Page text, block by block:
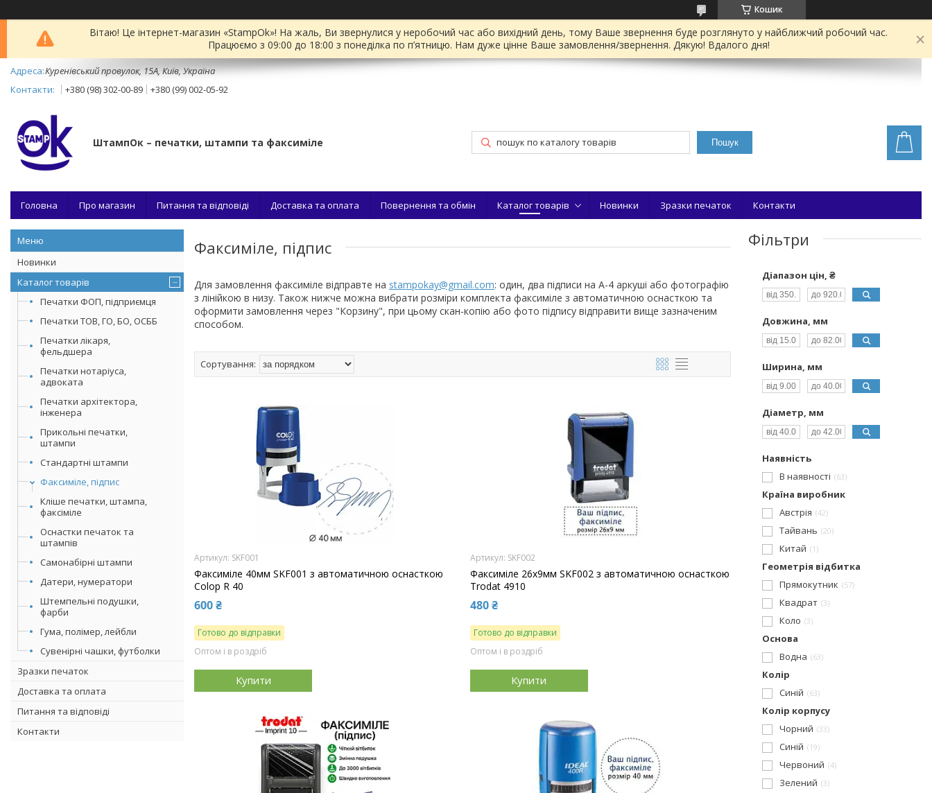
Кошик
Вітаю! Це інтернет-магазин «StampOk»! На жаль, Ви звернулися у неробочий час або вихідний день, тому Ваше звернення буде розглянуто у найближчий робочий час.
Працюємо з 09:00 до 18:00 з понеділка по п’ятницю. Нам дуже цінне Ваше замовлення/звернення. Дякую! Вдалого дня!
Куренівський провулок, 15А, Київ, Україна
+380 (98) 302-00-89
+380 (99) 002-05-92
ШтампОк – печатки, штампи та факсиміле Пошук
Головна Про магазин Питання та відповіді Доставка та оплата Повернення та обмін Каталог товарів Новинки Зразки печаток Контакти
Новинки
Каталог товарів
Печатки ФОП, підприємця
Печатки ТОВ, ГО, БО, ОСББ
Печатки лікаря,
фельдшера
Печатки нотаріуса,
адвоката
Печатки архітектора,
інженера
Прикольні печатки,
штампи
Стандартні штампи
Факсиміле, підпис
Кліше печатки, штампа,
факсіміле
Оснастки печаток та
штампів
Самонабірні штампи
Датери, нумератори
Штемпельні подушки,
фарби
Гума, полімер, лейбли
Сувенірні чашки, футболки
Зразки печаток
Доставка та оплата
Питання та відповіді
Контакти
Факсиміле, підпис
Для замовлення факсиміле відправте на stampokay@gmail.com: один, два підписи на А-4 аркуші або фотографію
з лінійкою в низу. Також нижче можна вибрати розміри комплекта факсиміле з автоматичною оснасткою та
оформити замовлення через "Корзину", при цьому скан-копію або фото підпису відправити вище зазначеним
способом.
SKF001
Факсиміле 40мм SKF001 з автоматичною оснасткою
Colop R 40
600 ₴
Готово до відправки
Оптом і в роздріб
Купити
SKF002
Факсиміле 26x9мм SKF002 з автоматичною оснасткою
Trodat 4910
480 ₴
Готово до відправки
Оптом і в роздріб
Купити
Фільтри
Діапазон цін, ₴
Довжина, мм
Ширина, мм
Діаметр, мм
Наявність
В наявності
63
Країна виробник
Австрія 42
Тайвань 20
Китай 1
Геометрія відбитка
Прямокутник
57
Квадрат 3
Коло 3
Основа
Водна
63
Колір
Синій
63
Колір корпусу
Чорний
33
Синій 19
Червоний 4
Зелений 3